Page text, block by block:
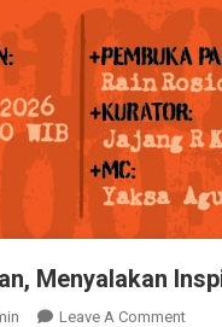
Menyalakan
Leave A CommentOn